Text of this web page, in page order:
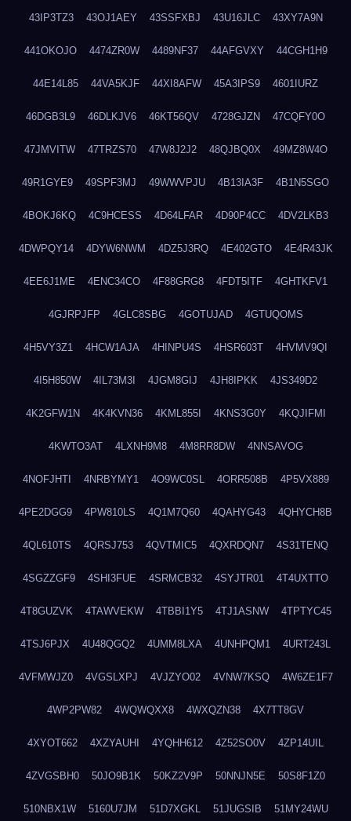
43IP3TZ3 43OJ1AEY 43SSFXBJ 43U16JLC 43XY7A9N
441OKOJO 4474ZR0W 4489NF37 44AFGVXY 44CGH1H9
44E14L85 44VA5KJF 44XI8AFW 45A3IPS9 4601IURZ
46DGB3L9 46DLKJV6 46KT56QV 4728GJZN 47CQFY0O
47JMVITW 47TRZS70 47W8J2J2 48QJBQ0X 49MZ8W4O
49R1GYE9 49SPF3MJ 49WWVPJU 4B13IA3F 4B1N5SGO
4BOKJ6KQ 4C9HCESS 4D64LFAR 4D90P4CC 4DV2LKB3
4DWPQY14 4DYW6NWM 4DZ5J3RQ 4E402GTO 4E4R43JK
4EE6J1ME 4ENC34CO 4F88GRG8 4FDT5ITF 4GHTKFV1
4GJRPJFP 4GLC8SBG 4GOTUJAD 4GTUQOMS
4H5VY3Z1 4HCW1AJA 4HINPU4S 4HSR603T 4HVMV9QI
4I5H850W 4IL73M3I 4JGM8GIJ 4JH8IPKK 4JS349D2
4K2GFW1N 4K4KVN36 4KML855I 4KNS3G0Y 4KQJIFMI
4KWTO3AT 4LXNH9M8 4M8RR8DW 4NNSAVOG
4NOFJHTI 4NRBYMY1 4O9WC0SL 4ORR508B 4P5VX889
4PE2DGG9 4PW810LS 4Q1M7Q60 4QAHYG43 4QHYCH8B
4QL610TS 4QRSJ753 4QVTMIC5 4QXRDQN7 4S31TENQ
4SGZZGF9 4SHI3FUE 4SRMCB32 4SYJTR01 4T4UXTTO
4T8GUZVK 4TAWVEKW 4TBBI1Y5 4TJ1ASNW 4TPTYC45
4TSJ6PJX 4U48QGQ2 4UMM8LXA 4UNHPQM1 4URT243L
4VFMWJZ0 4VGSLXPJ 4VJZYO02 4VNW7KSQ 4W6ZE1F7
4WP2PW82 4WQWQXX8 4WXQZN38 4X7TT8GV
4XYOT662 4XZYAUHI 4YQHH612 4Z52SO0V 4ZP14UIL
4ZVGSBH0 50JO9B1K 50KZ2V9P 50NNJN5E 50S8F1Z0
510NBX1W 5160U7JM 51D7XGKL 51JUGSIB 51MY24WU